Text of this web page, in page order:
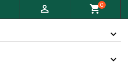
 shopping_cart0
Zaloguj